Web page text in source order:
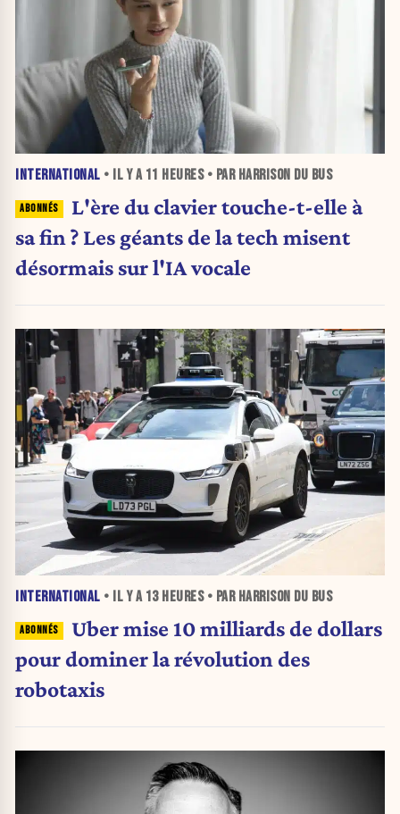
INTERNATIONAL • IL Y A 11 HEURES• PAR HARRISON DU BUS
L'ère du clavier touche-t-elle à
sa fin ? Les géants de la tech misent
désormais sur l'IA vocale
INTERNATIONAL • IL Y A 13 HEURES• PAR HARRISON DU BUS
Uber mise 10 milliards de dollars
pour dominer la révolution des
robotaxis